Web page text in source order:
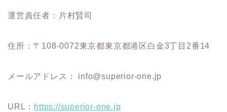
運営責任者：片村賢司
住所：〒108-0072東京都東京都港区白金3丁目2番14
メールアドレス： info@superior-one.jp
URL： https://superior-one.jp